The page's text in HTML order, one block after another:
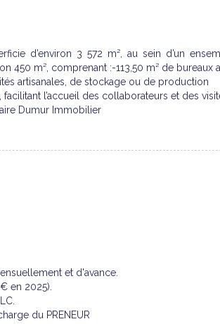
d’environ 3 572 m², au sein d’un
450 m², comprenant :-113,50 m² de bureaux
artisanales, de stockage ou de production
l’accueil des collaborateurs et des
Dumur Immobilier
et d'avance.
en 2025).
du PRENEUR